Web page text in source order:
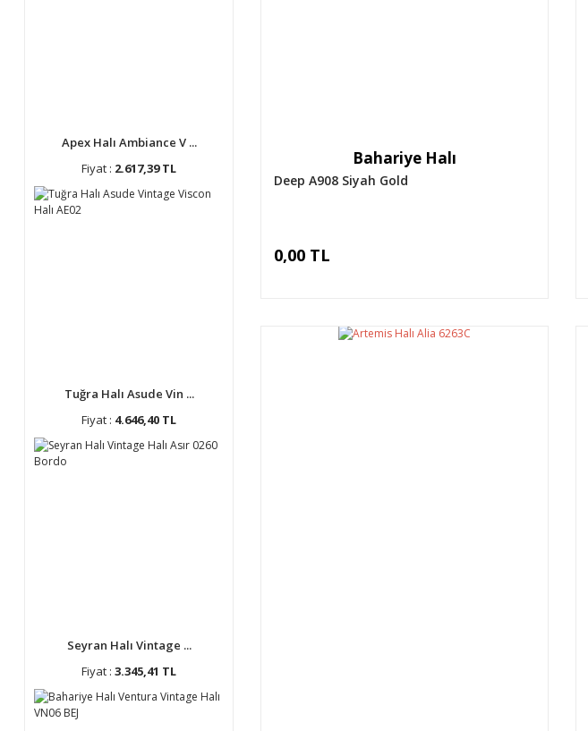
Apex Halı Ambiance V ...
Fiyat : 2.617,39 TL
Tuğra Halı Asude Vin ...
Fiyat : 4.646,40 TL
Seyran Halı Vintage ...
Fiyat : 3.345,41 TL
Bahariye Halı
Deep A908 Siyah Gold
0,00 TL